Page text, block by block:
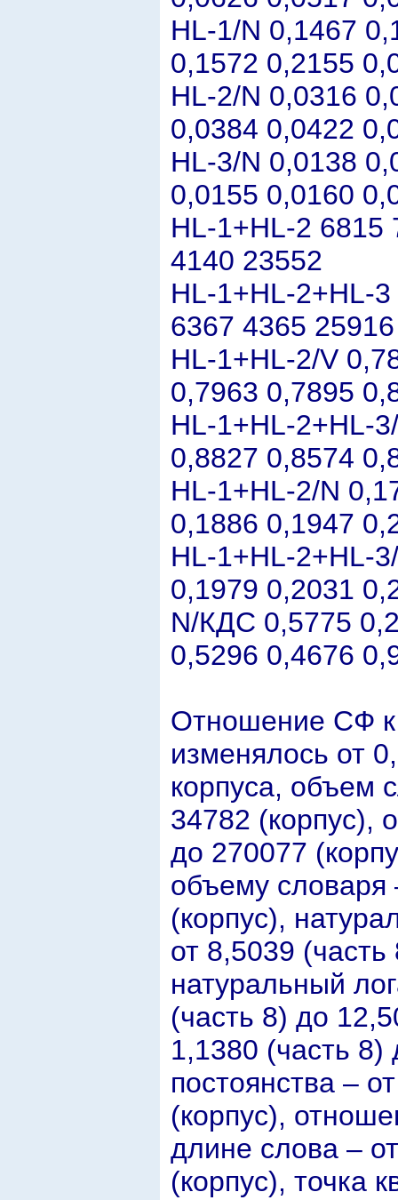
HL-1/N 0,1467
0,1572 0,2155
HL-2/N 0,0316
0,0384 0,0422
HL-3/N 0,0138
0,0155 0,0160
HL-1+HL-2 6815
4140 23552
HL-1+HL-2+HL-
6367 4365 25916
HL-1+HL-2/V
0,7963 0,7895
HL-1+HL-2+HL-
0,8827 0,8574
HL-1+HL-2/N
0,1886 0,1947
HL-1+HL-2+HL-
0,1979 0,2031
N/КДС 0,5775
0,5296 0,4676
Отношение СФ к
изменялось от
корпуса, объем
34782 (корпус),
до 270077
объему словаря
(корпус),
от 8,5039
натуральный
(часть 8) до
1,1380 (часть 8)
постоянства –
(корпус),
длине слова –
(корпус), точка